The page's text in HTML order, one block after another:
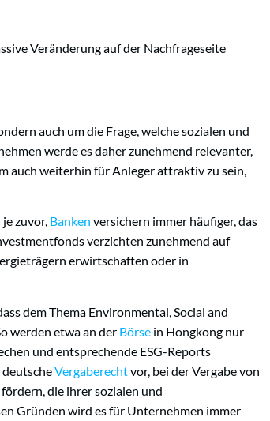
Veränderung auf der Nachfrageseite
auch um die Frage, welche sozialen und
werde es daher zunehmend relevanter,
auch weiterhin für Anleger attraktiv zu sein,
zuvor, Banken versichern immer häufiger, das
verzichten zunehmend auf
erwirtschaften oder in
dem Thema Environmental, Social and
werden etwa an der Börse in Hongkong nur
und entsprechende ESG-Reports
Vergaberechtvor, bei der Vergabe von
die ihrer sozialen und
Gründen wird es für Unternehmen immer